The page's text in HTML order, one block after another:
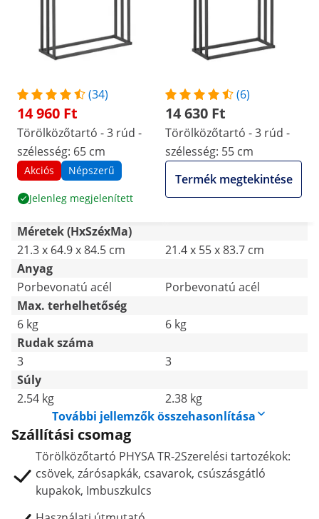
(34)
14 960 Ft
Törölközőtartó - 3 rúd -
szélesség: 65 cm
Akciós Népszerű
Jelenleg megjelenített
(6)
14 630 Ft
Törölközőtartó - 3 rúd -
szélesség: 55 cm
Termék megtekintése
Méretek (HxSzéxMa)
21.3 x 64.9 x 84.5 cm
21.4 x 55 x 83.7 cm
Anyag
Porbevonatú acél
Porbevonatú acél
Max. terhelhetőség
6 kg
6 kg
Rudak száma
3
3
Súly
2.54 kg
2.38 kg
További jellemzők összehasonlítása
Szállítási csomag
Törölközőtartó PHYSA TR-2Szerelési tartozékok:
csövek, zárósapkák, csavarok, csúszásgátló
kupakok, Imbuszkulcs